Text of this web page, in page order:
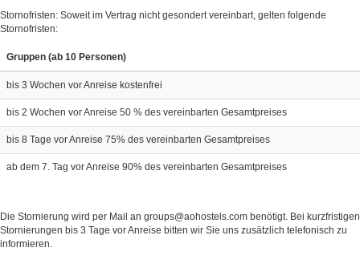
Stornofristen: Soweit im Vertrag nicht gesondert vereinbart, gelten folgende
Stornofristen:
Gruppen (ab 10 Personen)
bis 3 Wochen vor Anreise kostenfrei
bis 2 Wochen vor Anreise 50 % des vereinbarten Gesamtpreises
bis 8 Tage vor Anreise 75% des vereinbarten Gesamtpreises
ab dem 7. Tag vor Anreise 90% des vereinbarten Gesamtpreises
Die Stornierung wird per Mail an groups@aohostels.com benötigt. Bei kurzfristigen
Stornierungen bis 3 Tage vor Anreise bitten wir Sie uns zusätzlich telefonisch zu
informieren.